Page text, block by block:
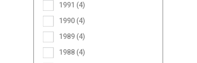
1988 (4)
1989 (4)
1990 (4)
1991 (4)